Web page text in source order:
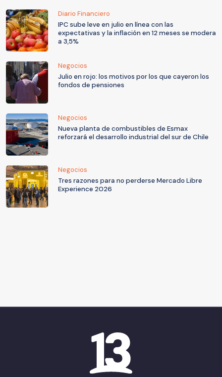
Diario Financiero
IPC sube leve en julio en línea con las
expectativas y la inflación en 12 meses se modera
a 3,5%
Negocios
Julio en rojo: los motivos por los que cayeron los
fondos de pensiones
Negocios
Nueva planta de combustibles de Esmax
reforzará el desarrollo industrial del sur de Chile
Negocios
Tres razones para no perderse Mercado Libre
Experience 2026